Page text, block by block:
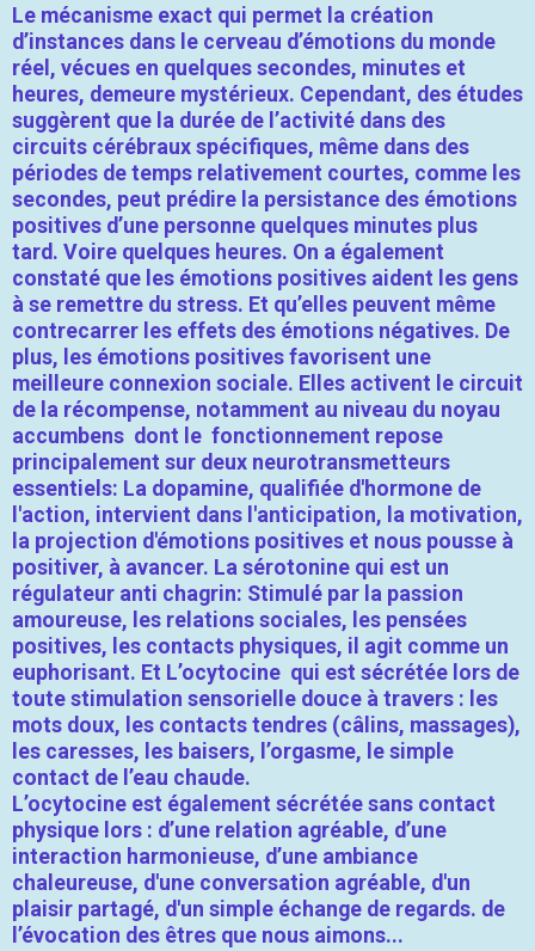
Le mécanisme exact qui permet la création
d’instances dans le cerveau d’émotions du monde
réel, vécues en quelques secondes, minutes et
heures, demeure mystérieux. Cependant, des études
suggèrent que la durée de l’activité dans des
circuits cérébraux spécifiques, même dans des
périodes de temps relativement courtes, comme les
secondes, peut prédire la persistance des émotions
positives d’une personne quelques minutes plus
tard. Voire quelques heures. On a également
constaté que les émotions positives aident les gens
à se remettre du stress. Et qu’elles peuvent même
contrecarrer les effets des émotions négatives. De
plus, les émotions positives favorisent une
meilleure connexion sociale. Elles activent le circuit
de la récompense, notamment au niveau du noyau
accumbens dont le fonctionnement repose
principalement sur deux neurotransmetteurs
essentiels: La dopamine, qualifiée d'hormone de
l'action, intervient dans l'anticipation, la motivation,
la projection d'émotions positives et nous pousse à
positiver, à avancer. La sérotonine qui est un
régulateur anti chagrin: Stimulé par la passion
amoureuse, les relations sociales, les pensées
positives, les contacts physiques, il agit comme un
euphorisant. Et L’ocytocine qui est sécrétée lors de
toute stimulation sensorielle douce à travers : les
mots doux, les contacts tendres (câlins, massages),
les caresses, les baisers, l’orgasme, le simple
contact de l’eau chaude.
L’ocytocine est également sécrétée sans contact
physique lors : d’une relation agréable, d’une
interaction harmonieuse, d’une ambiance
chaleureuse, d'une conversation agréable, d'un
plaisir partagé, d'un simple échange de regards. de
l’évocation des êtres que nous aimons...